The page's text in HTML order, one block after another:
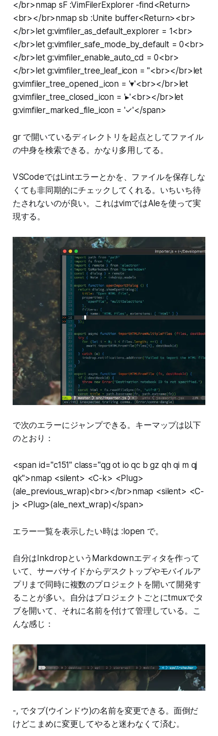
</br>nmap sF :VimFilerExplorer -find<Return>
<br></br>nmap sb :Unite buffer<Return><br>
</br>let g:vimfiler_as_default_explorer = 1<br>
</br>let g:vimfiler_safe_mode_by_default = 0<br>
</br>let g:vimfiler_enable_auto_cd = 0<br>
</br>let g:vimfiler_tree_leaf_icon = ''<br></br>let
g:vimfiler_tree_opened_icon = '▾'<br></br>let
g:vimfiler_tree_closed_icon = '▸'<br></br>let
g:vimfiler_marked_file_icon = '✓'</span>
gr で開いているディレクトリを起点としてファイル
の中身を検索できる。かなり多用してる。
VSCodeではLintエラーとかを、ファイルを保存しな
くても非同期的にチェックしてくれる。いちいち待
たされないのが良い。これはvimではAleを使って実
現する。
で次のエラーにジャンプできる。キーマップは以下
のとおり：
<span id="c151" class="qg ot io qc b gz qh qi m qj
qk">nmap <silent> <C-k> <Plug>
(ale_previous_wrap)<br></br>nmap <silent> <C-
j> <Plug>(ale_next_wrap)</span>
エラー一覧を表示したい時は :lopen で。
自分はInkdropというMarkdownエディタを作って
いて、サーバサイドからデスクトップやモバイルア
プリまで同時に複数のプロジェクトを開いて開発す
ることが多い。自分はプロジェクトごとにtmuxでタ
ブを開いて、それに名前を付けて管理している。こ
んな感じ：
-, でタブ(ウインドウ)の名前を変更できる。面倒だ
けどこまめに変更してやると迷わなくて済む。